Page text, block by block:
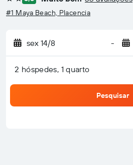
2 estrelas
#1 Maya Beach, Placencia
sex 14/8 -
2 hóspedes, 1 quarto
Pesquisar